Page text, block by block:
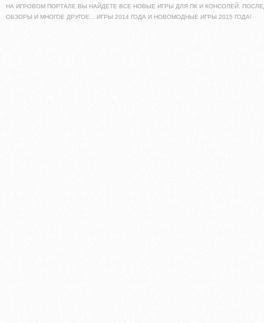
НА ИГРОВОМ ПОРТАЛЕ ВЫ НАЙДЕТЕ ВСЕ НОВЫЕ ИГРЫ ДЛЯ ПК И КОНСОЛЕЙ.
ОБЗОРЫ И МНОГОЕ ДРУГОЕ... ИГРЫ 2014 ГОДА И НОВОМОДНЫЕ ИГРЫ 2015 ГОДА!